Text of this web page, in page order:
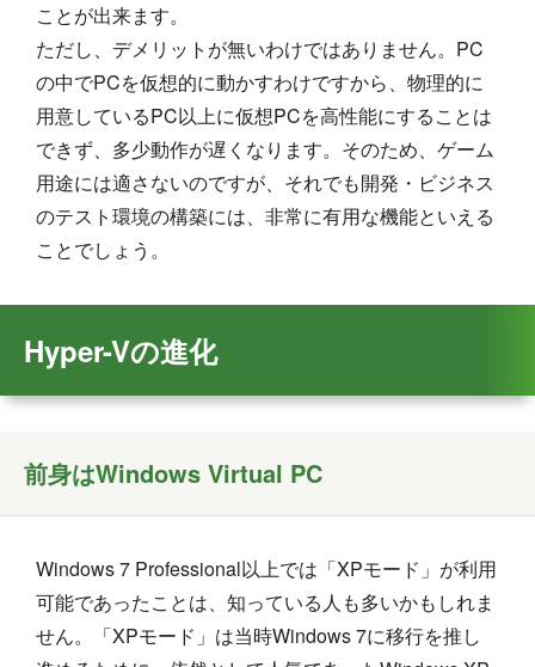
ことが出来ます。
ただし、デメリットが無いわけではありません。PC
の中でPCを仮想的に動かすわけですから、物理的に
用意しているPC以上に仮想PCを高性能にすることは
できず、多少動作が遅くなります。そのため、ゲーム
用途には適さないのですが、それでも開発・ビジネス
のテスト環境の構築には、非常に有用な機能といえる
ことでしょう。
Hyper-Vの進化
前身はWindows Virtual PC
Windows 7 Professional以上では「XPモード」が利用
可能であったことは、知っている人も多いかもしれま
せん。「XPモード」は当時Windows 7に移行を推し